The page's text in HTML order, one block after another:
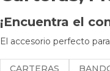
¡Encuentra el
El accesorio perfecto
CARTERAS